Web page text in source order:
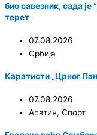
био савезник, сада је
терет
07.08.2026
Србија
Каратисти „Црног
07.08.2026
Апатин, Спорт